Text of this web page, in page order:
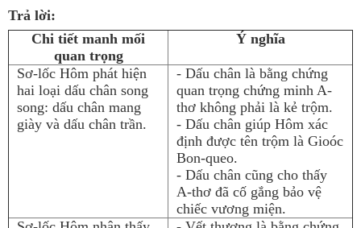
Trả lời:
Chi tiết manh mối
quan trọng
Ý nghĩa
Sơ-lốc Hôm phát hiện
hai loại dấu chân song
song: dấu chân mang
giày và dấu chân trần.
- Dấu chân là bằng chứng
quan trọng chứng minh A-
thơ không phải là kẻ trộm.
- Dấu chân giúp Hôm xác
định được tên trộm là Gioóc
Bon-queo.
- Dấu chân cũng cho thấy
A-thơ đã cố gắng bảo vệ
chiếc vương miện.